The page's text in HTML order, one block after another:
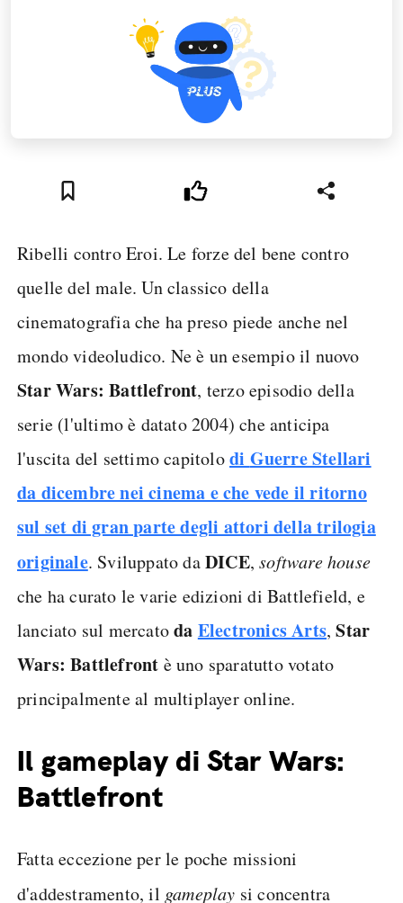
Ribelli contro Eroi. Le forze del bene contro
quelle del male. Un classico della
cinematografia che ha preso piede anche nel
mondo videoludico. Ne è un esempio il nuovo
Star Wars: Battlefront, terzo episodio della
serie (l'ultimo è datato 2004) che anticipa
l'uscita del settimo capitolodi Guerre Stellari
da dicembre nei cinema e che vede il ritorno
sul set di gran parte degli attori della trilogia
originale. Sviluppato daDICE,software house
che ha curato le varie edizioni di Battlefield, e
lanciato sul mercatoda Electronics Arts,Star
Wars: Battlefront è uno sparatutto votato
principalmente al multiplayer online.
Il gameplay di Star Wars:
Battlefront
Fatta eccezione per le poche missioni
d'addestramento, il gameplay si concentra